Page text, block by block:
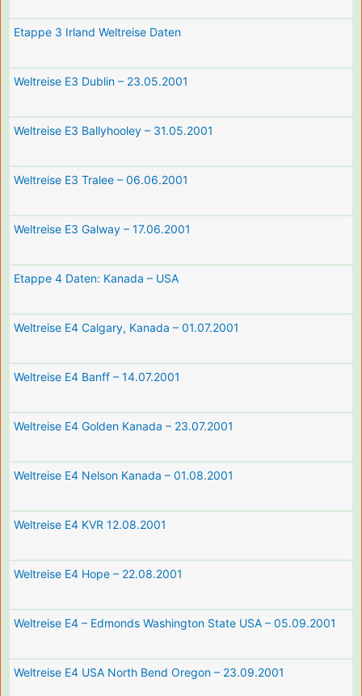
Etappe 3 Irland Weltreise Daten
Weltreise E3 Dublin – 23.05.2001
Weltreise E3 Ballyhooley – 31.05.2001
Weltreise E3 Tralee – 06.06.2001
Weltreise E3 Galway – 17.06.2001
Etappe 4 Daten: Kanada – USA
Weltreise E4 Calgary, Kanada – 01.07.2001
Weltreise E4 Banff – 14.07.2001
Weltreise E4 Golden Kanada – 23.07.2001
Weltreise E4 Nelson Kanada – 01.08.2001
Weltreise E4 KVR 12.08.2001
Weltreise E4 Hope – 22.08.2001
Weltreise E4 – Edmonds Washington State USA – 05.09.2001
Weltreise E4 USA North Bend Oregon – 23.09.2001